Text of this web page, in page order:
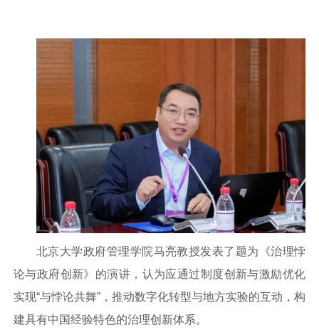
北京大学政府管理学院马亮教授发表了题为《治理悖
论与政府创新》的演讲，认为应通过制度创新与激励优化
实现“与悖论共舞”，推动数字化转型与地方实验的互动，构
建具有中国经验特色的治理创新体系。